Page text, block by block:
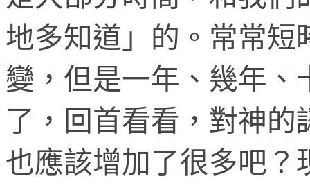
地多知道」的。常常短
變，但是一年、幾年、
了，回首看看，對神
也應該增加了很多吧？